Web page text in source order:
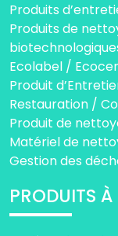
Produits
Produits de
Ecolabel /
Produit
Restauration /
Produit de
Matériel de
Gestion des
PRODUITS